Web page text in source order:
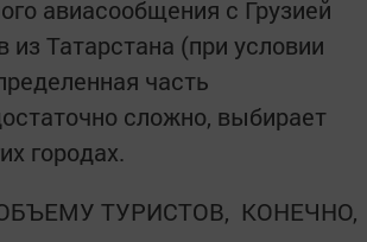
авиасообщения с Грузией
Татарстана (при условии
часть
сложно, выбирает
городах.
ТУРИСТОВ, КОНЕЧНО,